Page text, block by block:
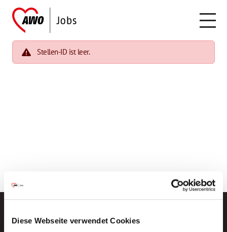
Diese Webseite verwendet Cookies
Stellen-ID ist leer.